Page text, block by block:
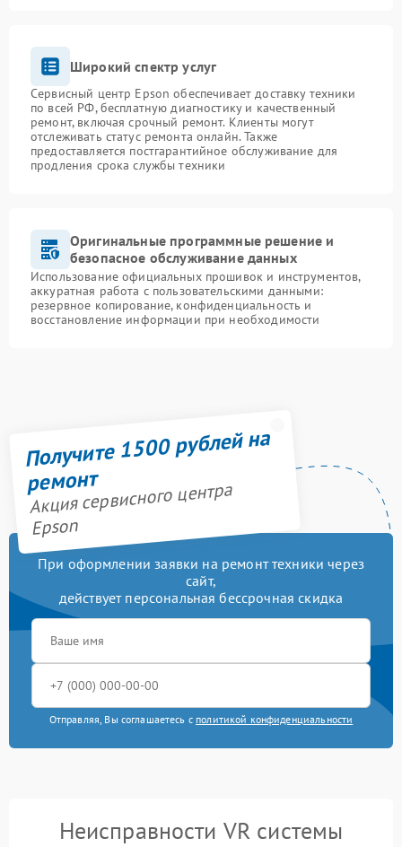
Широкий спектр услуг
Сервисный центр Epson обеспечивает доставку техники
по всей РФ, бесплатную диагностику и качественный
ремонт, включая срочный ремонт. Клиенты могут
отслеживать статус ремонта онлайн. Также
предоставляется постгарантийное обслуживание для
продления срока службы техники
Оригинальные программные решение и
безопасное обслуживание данных
Использование официальных прошивок и инструментов,
аккуратная работа с пользовательскими данными:
резервное копирование, конфиденциальность и
восстановление информации при необходимости
Получите 1500 рублей на
ремонт
Акция сервисного центра
Epson
При оформлении заявки на ремонт техники через
сайт,
действует персональная бессрочная скидка
Отправляя, Вы соглашаетесь с политикой конфиденциальности
Неисправности VR системы